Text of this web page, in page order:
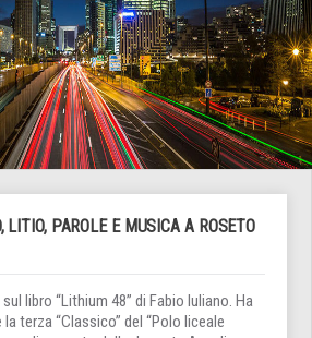
LITIO, PAROLE E MUSICA A ROSETO
libro “Lithium 48” di Fabio Iuliano. Ha
terza “Classico” del “Polo liceale